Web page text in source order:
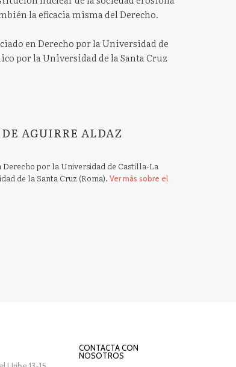
la eficacia misma del Derecho.
en Derecho por la Universidad de
por la Universidad de la Santa Cruz
AGUIRRE ALDAZ
por la Universidad de Castilla-La
de la Santa Cruz (Roma). Ver más sobre el
CONTACTA CON
NOSOTROS